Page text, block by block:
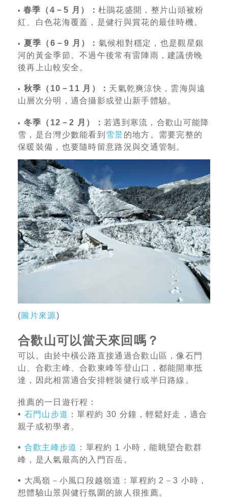
• 春季（4－5 月）： 杜鵑花盛開，整片山頭被粉
紅、白色花海覆蓋，是健行與賞花的最佳時機。
• 夏季（6－9 月）： 氣候相對穩定，也是觀星銀
河的黃金季節。不過午後常有雷陣雨，建議傍晚
後再上山較安全。
• 秋季（10－11 月）： 天氣乾爽涼快，雲海與遠
山層次分明，適合攝影或登山新手體驗。
• 冬季（12－2 月）： 若遇到寒流，合歡山可能降
雪，是台灣少數能看到 雪景的地方。需要完整的
保暖裝備，也要隨時留意路況與交通管制。
( 圖片來源)
合歡山可以當天來回嗎？
可以。由於中橫公路直接通過合歡山區，像石門
山、合歡主峰、合歡東峰等登山口，都能開車抵
達，因此相當適合安排輕裝健行或半日路線。
推薦的一日遊行程：
• 石門山步道 ：單程約 30 分鐘，輕鬆好走，適合
親子或初學者。
• 合歡主峰步道 ：單程約 1 小時，能眺望合歡群
峰，是人氣最高的入門百岳。
• 大禹嶺－小風口段越嶺道：單程約 2－3 小時，
想體驗山景與健行氛圍的旅人很推薦。